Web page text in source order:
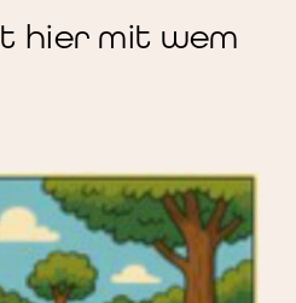
hier mit wem